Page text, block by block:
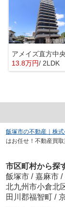
13.8万円/ 2LDK
飯塚市の不動産｜株
はお任せ！不動産買取
市区町村から探
飯塚市 / 嘉麻市 /
北九州市小倉北
田川郡福智町 /